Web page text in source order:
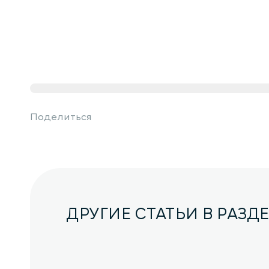
Поделиться
ДРУГИЕ СТАТЬИ В